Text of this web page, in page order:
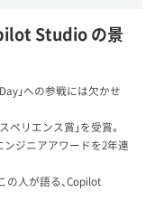
Studio の景
」への参戦には欠かせ
リエンス賞」を受賞。
ジニアアワードを2年連
の人が語る、Copilot